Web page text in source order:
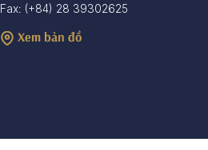
Fax: (+84) 28 39302625
Xem bản đồ